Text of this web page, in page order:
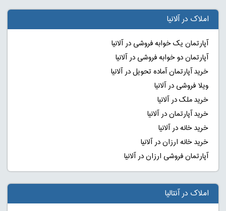
املاک در آلانیا
آپارتمان یک خوابه فروشی در آلانیا
آپارتمان دو خوابه فروشی در آلانیا
خرید آپارتمان آماده تحویل در آلانیا
ویلا فروشی در آلانیا
خرید ملک در آلانیا
خرید آپارتمان در آلانیا
خرید خانه در آلانیا
خرید خانه ارزان در آلانیا
آپارتمان فروشی ارزان در آلانیا
املاک در آنتالیا